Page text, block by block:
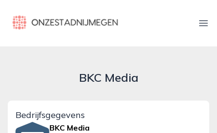
onzestadnijmegen.nl
BKC Media
Bedrijfsgegevens
BKC Media